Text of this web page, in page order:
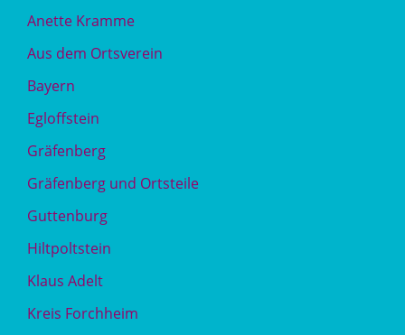
Anette Kramme
Aus dem Ortsverein
Bayern
Egloffstein
Gräfenberg
Gräfenberg und Ortsteile
Guttenburg
Hiltpoltstein
Klaus Adelt
Kreis Forchheim